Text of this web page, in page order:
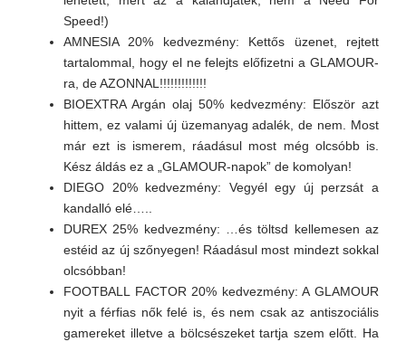
Speed!)
AMNESIA 20% kedvezmény: Kettős üzenet, rejtett
tartalommal, hogy el ne felejts előfizetni a GLAMOUR-
ra, de AZONNAL!!!!!!!!!!!!!
BIOEXTRA Argán olaj 50% kedvezmény: Először azt
hittem, ez valami új üzemanyag adalék, de nem. Most
már ezt is ismerem, ráadásul most még olcsóbb is.
Kész áldás ez a „GLAMOUR-napok” de komolyan!
DIEGO 20% kedvezmény: Vegyél egy új perzsát a
kandalló elé…..
DUREX 25% kedvezmény: …és töltsd kellemesen az
estéid az új szőnyegen! Ráadásul most mindezt sokkal
olcsóbban!
FOOTBALL FACTOR 20% kedvezmény: A GLAMOUR
nyit a férfias nők felé is, és nem csak az antiszociális
gamereket illetve a bölcsészeket tartja szem előtt. Ha